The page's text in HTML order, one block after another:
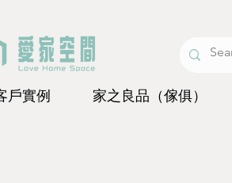
戶實例 家之良品（傢俱）